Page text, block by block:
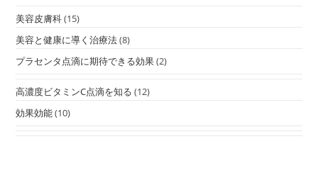
美容皮膚科(15)
美容と健康に導く治療法(8)
プラセンタ点滴に期待できる効果(2)
高濃度ビタミンC点滴を知る (12)
効果効能(10)